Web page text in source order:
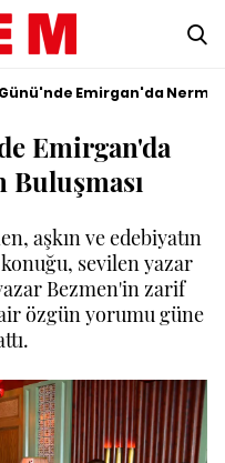
Emirgan'da Nermin
Emirgan'da
Buluşması
aşkın ve edebiyatın
sevilen yazar
Bezmen'in zarif
özgün yorumu güne